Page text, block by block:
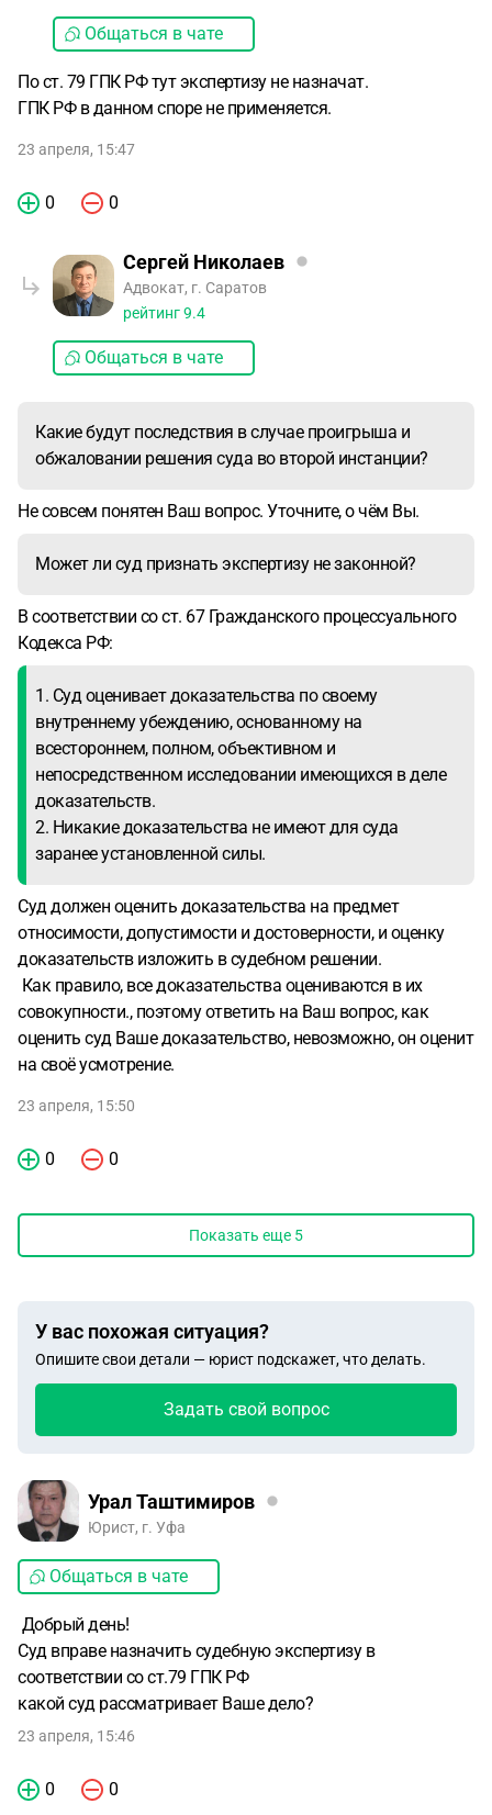
Общаться в чате
По ст. 79 ГПК РФ тут экспертизу не назначат.
ГПК РФ в данном споре не применяется.
23 апреля, 15:47
0 0
Сергей Николаев
Адвокат, г. Саратов
рейтинг9.4
Общаться в чате
Какие будут последствия в случае проигрыша и
обжаловании решения суда во второй инстанции?
Не совсем понятен Ваш вопрос. Уточните, о чём Вы.
Может ли суд признать экспертизу не законной?
В соответствии со ст. 67 Гражданского процессуального
Кодекса РФ:
1. Суд оценивает доказательства по своему
внутреннему убеждению, основанному на
всестороннем, полном, объективном и
непосредственном исследовании имеющихся в деле
доказательств.
2. Никакие доказательства не имеют для суда
заранее установленной силы.
Суд должен оценить доказательства на предмет
относимости, допустимости и достоверности, и оценку
доказательств изложить в судебном решении.
Как правило, все доказательства оцениваются в их
совокупности., поэтому ответить на Ваш вопрос, как
оценить суд Ваше доказательство, невозможно, он оценит
на своё усмотрение.
23 апреля, 15:50
0 0
Показать еще 5
У вас похожая ситуация?
Опишите свои детали — юрист подскажет, что делать.
Задать свой вопрос
Урал Таштимиров
Юрист, г. Уфа
Общаться в чате
Добрый день!
Суд вправе назначить судебную экспертизу в
соответствии со ст.79 ГПК РФ
какой суд рассматривает Ваше дело?
23 апреля, 15:46
0 0